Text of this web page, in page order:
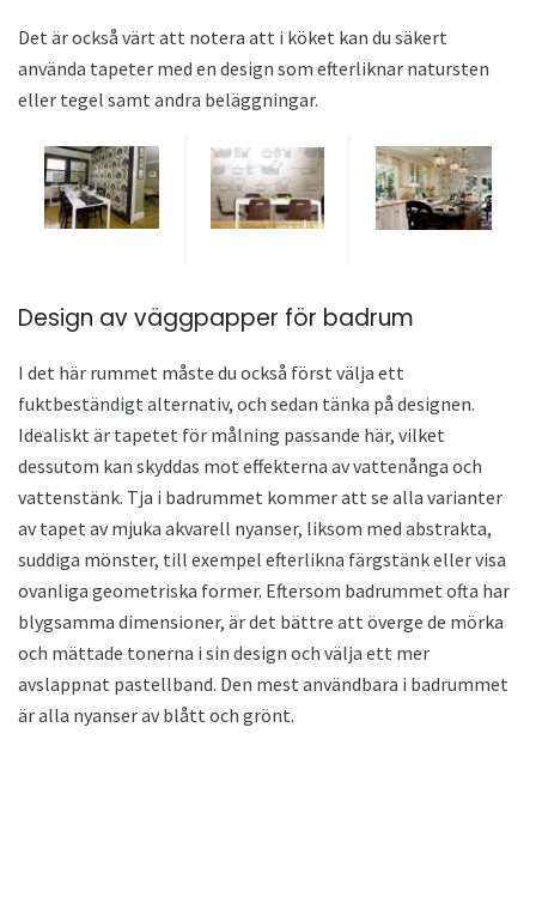
Det är också värt att notera att i köket kan du säkert
använda tapeter med en design som efterliknar natursten
eller tegel samt andra beläggningar.
Design av väggpapper för badrum
I det här rummet måste du också först välja ett
fuktbeständigt alternativ, och sedan tänka på designen.
Idealiskt är tapetet för målning passande här, vilket
dessutom kan skyddas mot effekterna av vattenånga och
vattenstänk. Tja i badrummet kommer att se alla varianter
av tapet av mjuka akvarell nyanser, liksom med abstrakta,
suddiga mönster, till exempel efterlikna färgstänk eller visa
ovanliga geometriska former. Eftersom badrummet ofta har
blygsamma dimensioner, är det bättre att överge de mörka
och mättade tonerna i sin design och välja ett mer
avslappnat pastellband. Den mest användbara i badrummet
är alla nyanser av blått och grönt.